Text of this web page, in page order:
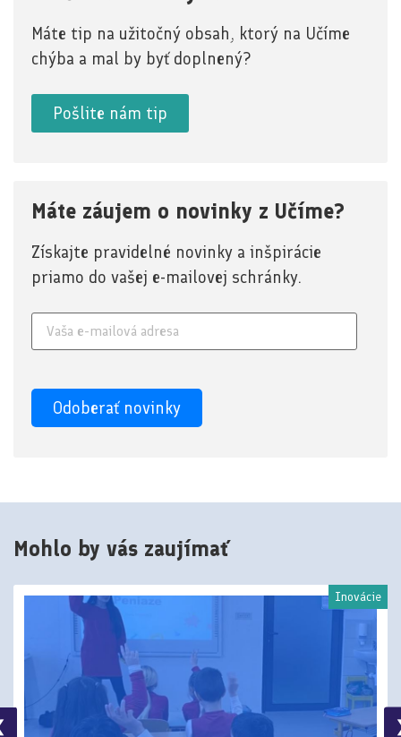
Máte tip na užitočný obsah, ktorý na Učíme
chýba a mal by byť doplnený?
Pošlite nám tip
Máte záujem o novinky z Učíme?
Získajte pravidelné novinky a inšpirácie
priamo do vašej e-mailovej schránky.
Mohlo by vás zaujímať
Inovácie